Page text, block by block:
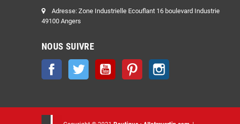
Adresse: Zone Industrielle Ecouflant 16 boulevard Industrie
49100 Angers
NOUS SUIVRE
Facebook Twitter YouTube Pinterest